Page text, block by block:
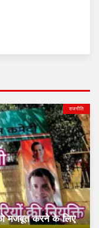
राजनीति
मजबूत करने के लिए